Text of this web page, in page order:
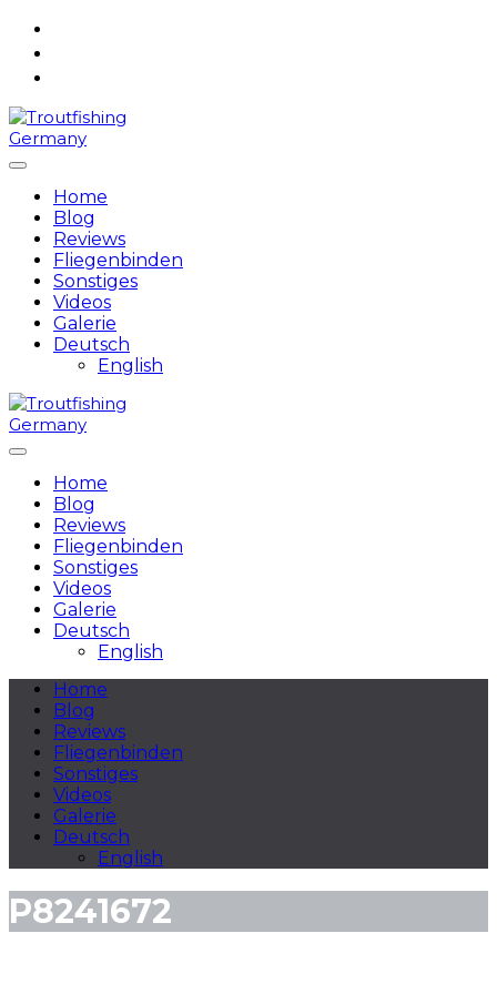
Skip
Home
Blog
Reviews
Fliegenbinden
Sonstiges
Videos
Galerie
Deutsch
English
Home
Blog
Reviews
Fliegenbinden
Sonstiges
Videos
Galerie
Deutsch
English
Home
Blog
Reviews
Fliegenbinden
Sonstiges
Videos
Galerie
Deutsch
English
P8241672